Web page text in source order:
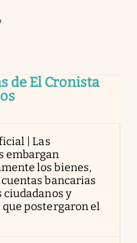
de El Cronista
| Las
embargan
los bienes,
bancarias
ciudadanos y
postergaron el